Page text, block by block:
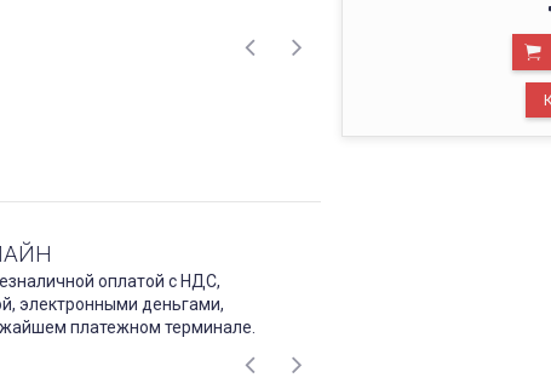
оплатой с НДС,
электронными деньгами,
платежном терминале.